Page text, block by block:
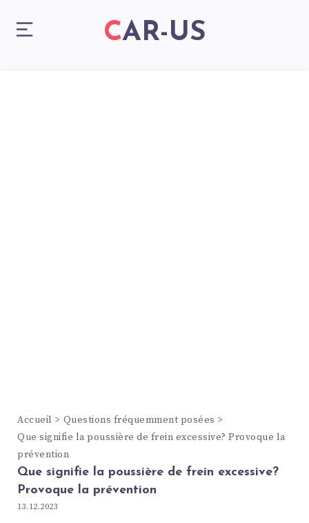
CAR-US
Accueil
Questions fréquemment posées
Que signifie la poussière de frein excessive? Provoque la
prévention
Que signifie la poussière de frein excessive?
Provoque la prévention
13.12.2023